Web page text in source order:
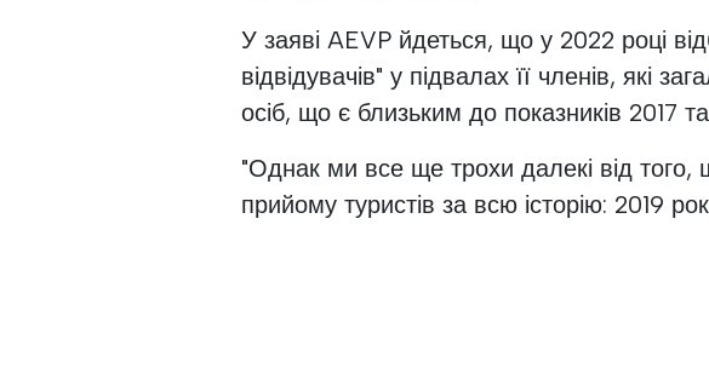
У заяві AEVP йдеться, що у 2022 році
відвідувачів" у підвалах її членів, які
осіб, що є близьким до показників 2017
"Однак ми все ще трохи далекі від
прийому туристів за всю історію: 2019